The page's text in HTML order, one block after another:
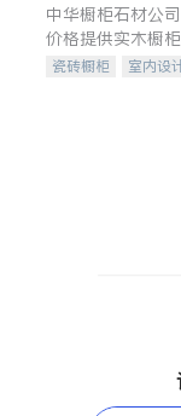
中华橱柜石材公
价格提供实木橱
台面，多种优质不
瓷砖橱柜
室内设